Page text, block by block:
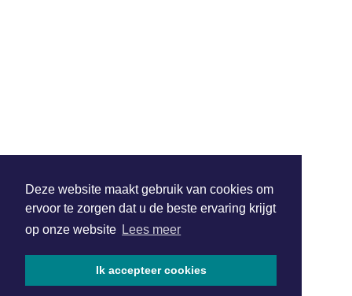
Deze website maakt gebruik van cookies om
ervoor te zorgen dat u de beste ervaring krijgt
op onze website Lees meer
Ik accepteer cookies